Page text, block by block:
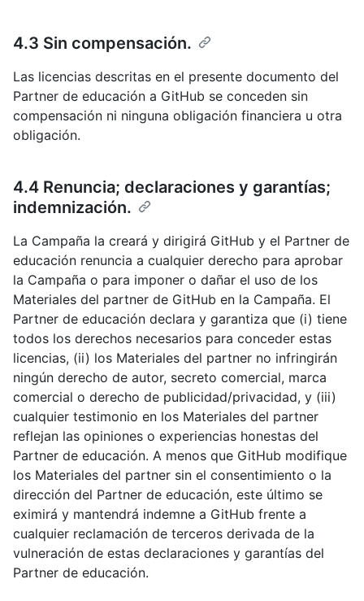
4.3 Sin compensación.
Las licencias descritas en el presente documento del
Partner de educación a GitHub se conceden sin
compensación ni ninguna obligación financiera u otra
obligación.
4.4 Renuncia; declaraciones y garantías;
indemnización.
La Campaña la creará y dirigirá GitHub y el Partner de
educación renuncia a cualquier derecho para aprobar
la Campaña o para imponer o dañar el uso de los
Materiales del partner de GitHub en la Campaña. El
Partner de educación declara y garantiza que (i) tiene
todos los derechos necesarios para conceder estas
licencias, (ii) los Materiales del partner no infringirán
ningún derecho de autor, secreto comercial, marca
comercial o derecho de publicidad/privacidad, y (iii)
cualquier testimonio en los Materiales del partner
reflejan las opiniones o experiencias honestas del
Partner de educación. A menos que GitHub modifique
los Materiales del partner sin el consentimiento o la
dirección del Partner de educación, este último se
eximirá y mantendrá indemne a GitHub frente a
cualquier reclamación de terceros derivada de la
vulneración de estas declaraciones y garantías del
Partner de educación.